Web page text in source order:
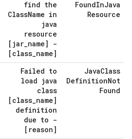
FoundInJava
Resource
find the
ClassName in
java
resource
[jar_name] -
[class_name]
JavaClass
DefinitionNot
Found
Failed to
load java
class
[class_name]
definition
due to -
[reason]